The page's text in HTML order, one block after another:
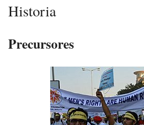
Historia
Precursores